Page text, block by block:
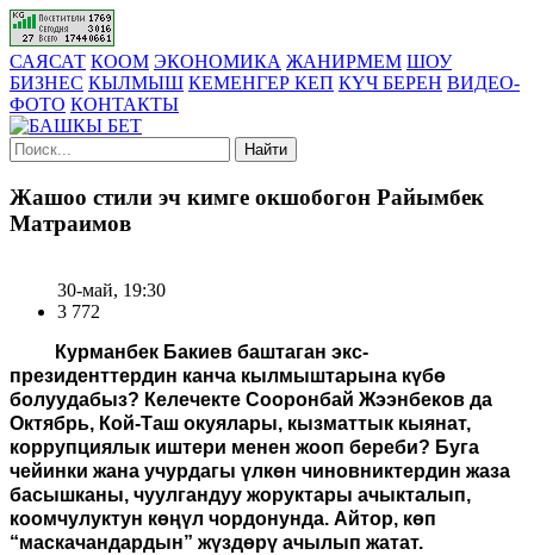
САЯСАТ КООМ ЭКОНОМИКА ЖАНИРМЕМ ШОУ
БИЗНЕС КЫЛМЫШ КЕМЕНГЕР КЕП КҮЧ БЕРЕН ВИДЕО-
ФОТО КОНТАКТЫ
Найти
Жашоо стили эч кимге окшобогон Райымбек
Матраимов
30-май, 19:30
3 772
Курманбек Бакиев баштаган экс-
президенттердин канча кылмыштарына күбө
болуудабыз? Келечекте Сооронбай Жээнбеков да
Октябрь, Кой-Таш окуялары, кызматтык кыянат,
коррупциялык иштери менен жооп береби? Буга
чейинки жана учурдагы үлкөн чиновниктердин жаза
басышканы, чуулгандуу жоруктары ачыкталып,
коомчулуктун көңүл чордонунда. Айтор, көп
“маскачандардын” жүздөрү ачылып жатат.